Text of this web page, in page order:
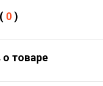
0)
товаре